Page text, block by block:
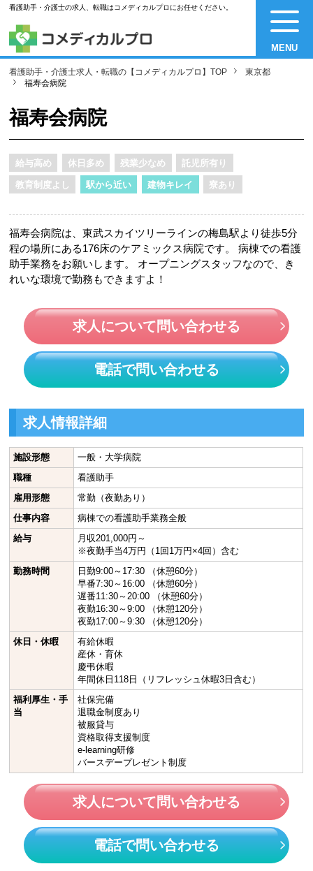
看護助手・介護士の求人、転職はコメディカルプロにお任せください。
MENU
看護助手・介護士求人・転職の【コメディカルプロ】TOP
東京都
福寿会病院
福寿会病院
給与高め 休日多め 残業少なめ 託児所有り
教育制度よし 駅から近い 建物キレイ 寮あり
福寿会病院は、東武スカイツリーラインの梅島駅より徒歩5分
程の場所にある176床のケアミックス病院です。 病棟での看護
助手業務をお願いします。 オープニングスタッフなので、き
れいな環境で勤務もできますよ！
求人について問い合わせる
電話で問い合わせる
求人情報詳細
施設形態
一般・大学病院
職種
看護助手
雇用形態
常勤（夜勤あり）
仕事内容
病棟での看護助手業務全般
給与
月収201,000円～
※夜勤手当4万円（1回1万円×4回）含む
勤務時間
日勤9:00～17:30 （休憩60分）
早番7:30～16:00 （休憩60分）
遅番11:30～20:00 （休憩60分）
夜勤16:30～9:00 （休憩120分）
夜勤17:00～9:30 （休憩120分）
休日・休暇
有給休暇
産休・育休
慶弔休暇
年間休日118日（リフレッシュ休暇3日含む）
福利厚生・手
当
社保完備
退職金制度あり
被服貸与
資格取得支援制度
e-learning研修
バースデープレゼント制度
求人について問い合わせる
電話で問い合わせる